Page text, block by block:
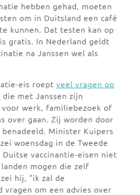
hebben gehad, moeten
om in Duitsland een café
kunnen. Dat testen kan op
gratis. In Nederland geldt
na Janssen wel als
eis roept veel vragen op
die met Janssen zijn
voor werk, familiebezoek of
over gaan. Zij worden door
Minister Kuipers
woensdag in de Tweede
vaccinantie-eisen niet
mogen die zelf
hij, "ik zal de
vragen om een advies over